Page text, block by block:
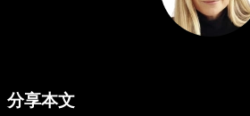
分享本文